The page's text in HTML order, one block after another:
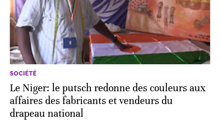
SOCIÉTÉ
Le Niger: le putsch redonne des couleurs aux
affaires des fabricants et vendeurs du
drapeau national